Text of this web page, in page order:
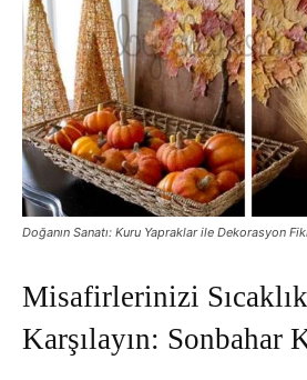
Doğanın Sanatı: Kuru Yapraklar ile Dekorasyon
Misafirlerinizi
Karşılayın: Sonbahar